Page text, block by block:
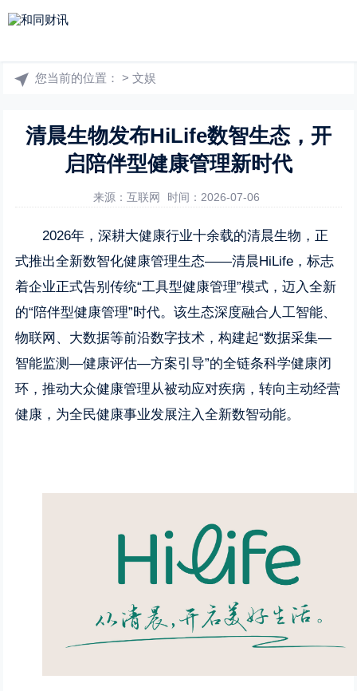
您当前的位置： >文娱
清晨生物发布HiLife数智生态，开
启陪伴型健康管理新时代
来源：互联网 时间：2026-07-06
2026年，深耕大健康行业十余载的清晨生物，正
式推出全新数智化健康管理生态——清晨HiLife，标志
着企业正式告别传统“工具型健康管理”模式，迈入全新
的“陪伴型健康管理”时代。该生态深度融合人工智能、
物联网、大数据等前沿数字技术，构建起“数据采集—
智能监测—健康评估—方案引导”的全链条科学健康闭
环，推动大众健康管理从被动应对疾病，转向主动经营
健康，为全民健康事业发展注入全新数智动能。